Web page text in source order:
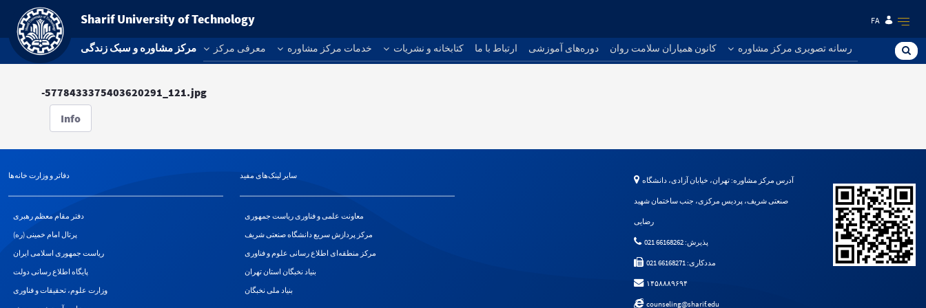
Sharif University of Technology FA
مرکز مشاوره و سبک زندگی معرفی مرکز خدمات مرکز مشاوره کتابخانه و نشریات ارتباط با ما دوره‌های آموزشی کانون همیاران سلامت روان رسانه تصویری مرکز مشاوره
-5778433375403620291_121.jpg
Info
دفاتر و وزارت خانه‌ها
دفتر مقام معظم رهبری
پرتال امام خمینی (ره)
ریاست جمهوری اسلامی ایران
پایگاه اطلاع رسانی دولت
وزارت علوم، تحقیقات و فناوری
سایر لینک‌های مفید
معاونت علمی و فناوری ریاست جمهوری
مرکز پردازش سریع دانشگاه صنعتی شریف
مرکز منطقه‌ای اطلاع رسانی علوم و فناوری
بنیاد نخبگان استان تهران
بنیاد ملی نخبگان
صنعتی شریف، پردیس مرکزی، جنب ساختمان شهید
رضایی
پذیرش: 66168262 021
مددکاری: 66168271 021
۱۴۵۸۸۸۹۶۹۴
counseling@sharif.edu